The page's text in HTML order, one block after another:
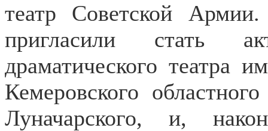
театр Советской
пригласили стать
драматического театра
Кемеровского
Луначарского, и,